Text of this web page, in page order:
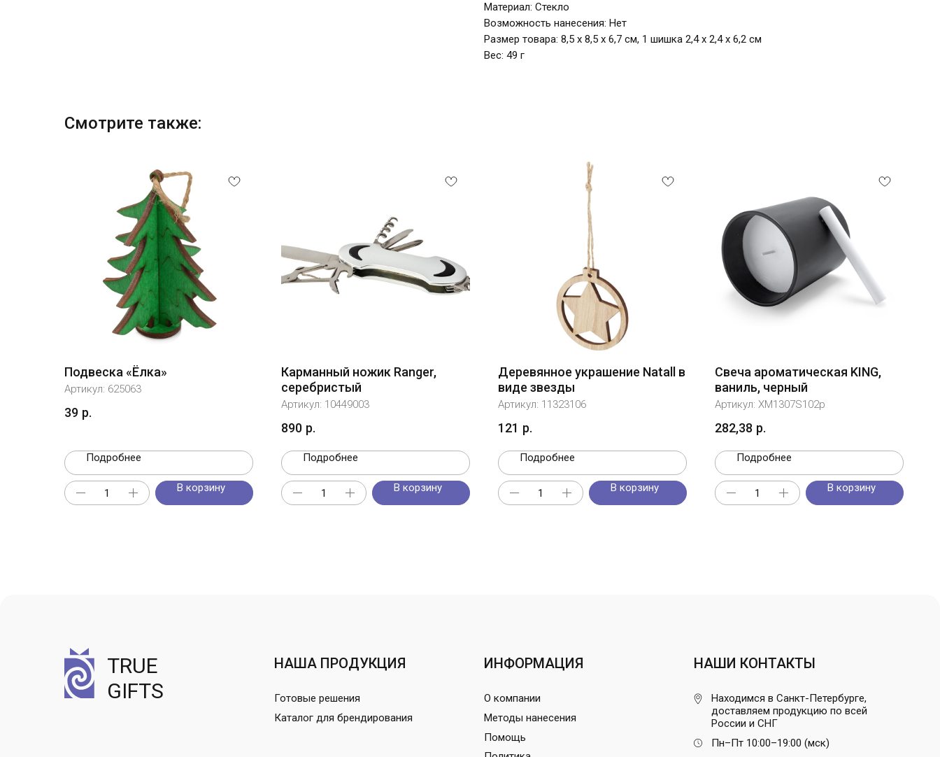
Материал: Стекло
Возможность нанесения: Нет
Размер товара: 8,5 х 8,5 х 6,7 см, 1 шишка 2,4 х 2,4 х 6,2 см
Вес: 49 г
Смотрите также:
Подвеска «Ёлка»
Артикул: 625063
39 р.
Подробнее
В корзину
Карманный ножик Ranger,
серебристый
Артикул: 10449003
890 р.
Подробнее
В корзину
Деревянное украшение Natall в
виде звезды
Артикул: 11323106
121 р.
Подробнее
В корзину
Свеча ароматическая KING,
ваниль, черный
Артикул: XM1307S102p
282,38 р.
Подробнее
В корзину
TRUE
GIFTS
НАША ПРОДУКЦИЯ
Готовые решения
Каталог для брендирования
ИНФОРМАЦИЯ
О компании
Методы нанесения
Помощь
НАШИ КОНТАКТЫ
Находимся в Санкт-Петербурге,
доставляем продукцию по всей
России и СНГ
Пн–Пт 10:00–19:00 (мск)